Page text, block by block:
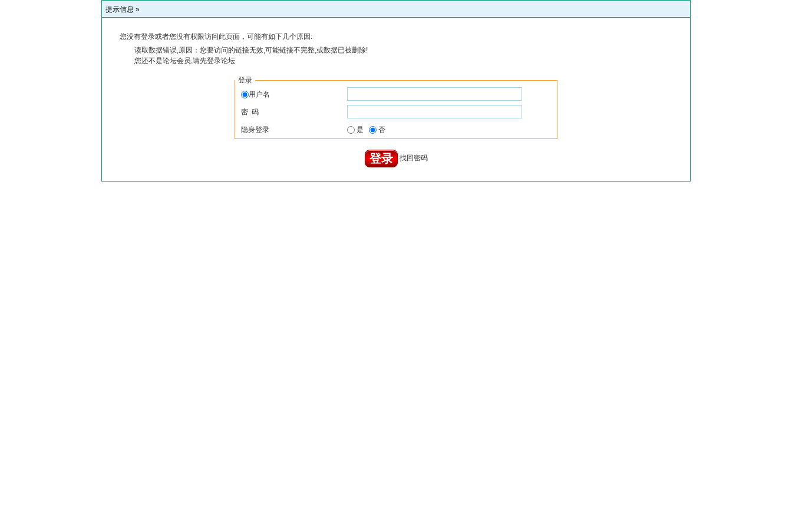
提示信息 »
您没有登录或者您没有权限访问此页面，可能有如下几个原因:
读取数据错误,原因：您要访问的链接无效,可能链接不完整,或数据已被删除!
您还不是论坛会员,请先登录论坛
登录
用户名
密 码
隐身登录 是 否
找回密码